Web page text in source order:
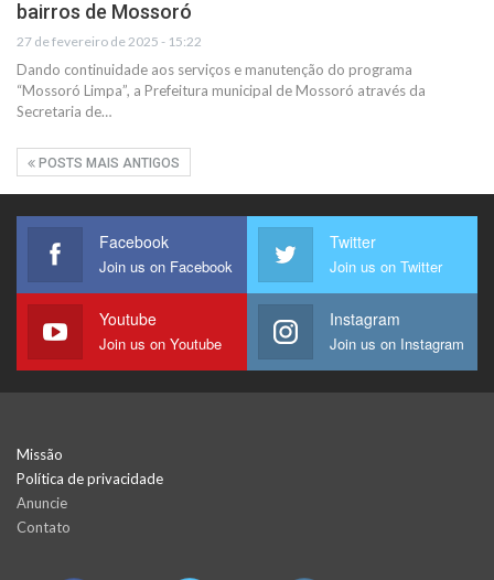
bairros de Mossoró
27 de fevereiro de 2025 - 15:22
Dando continuidade aos serviços e manutenção do programa
“Mossoró Limpa”, a Prefeitura municipal de Mossoró através da
Secretaria de…
POSTS MAIS ANTIGOS
Facebook
Join us on Facebook
Twitter
Join us on Twitter
Youtube
Join us on Youtube
Instagram
Join us on Instagram
Missão
Política de privacidade
Anuncie
Contato